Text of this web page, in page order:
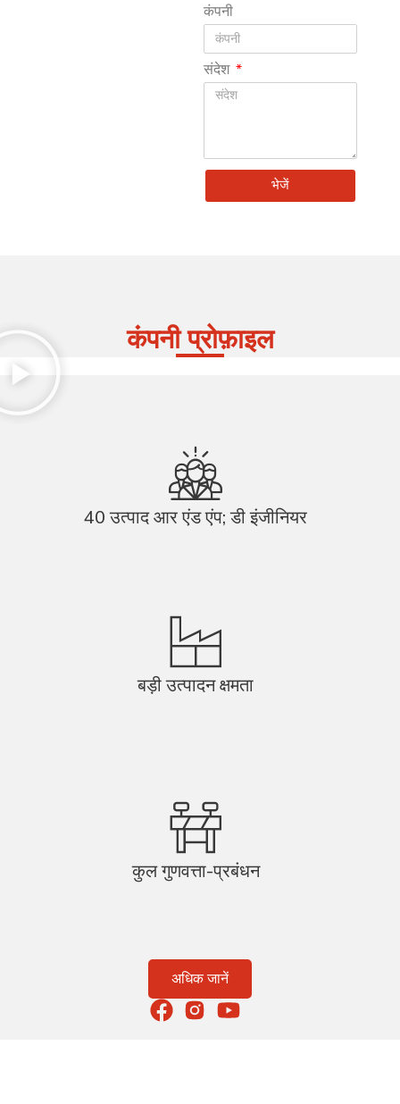
कंपनी
संदेश
भेजें
कंपनी प्रोफ़ाइल
40 उत्पाद आर एंड एंप; डी इंजीनियर
बड़ी उत्पादन क्षमता
कुल गुणवत्ता-प्रबंधन
अधिक जानें